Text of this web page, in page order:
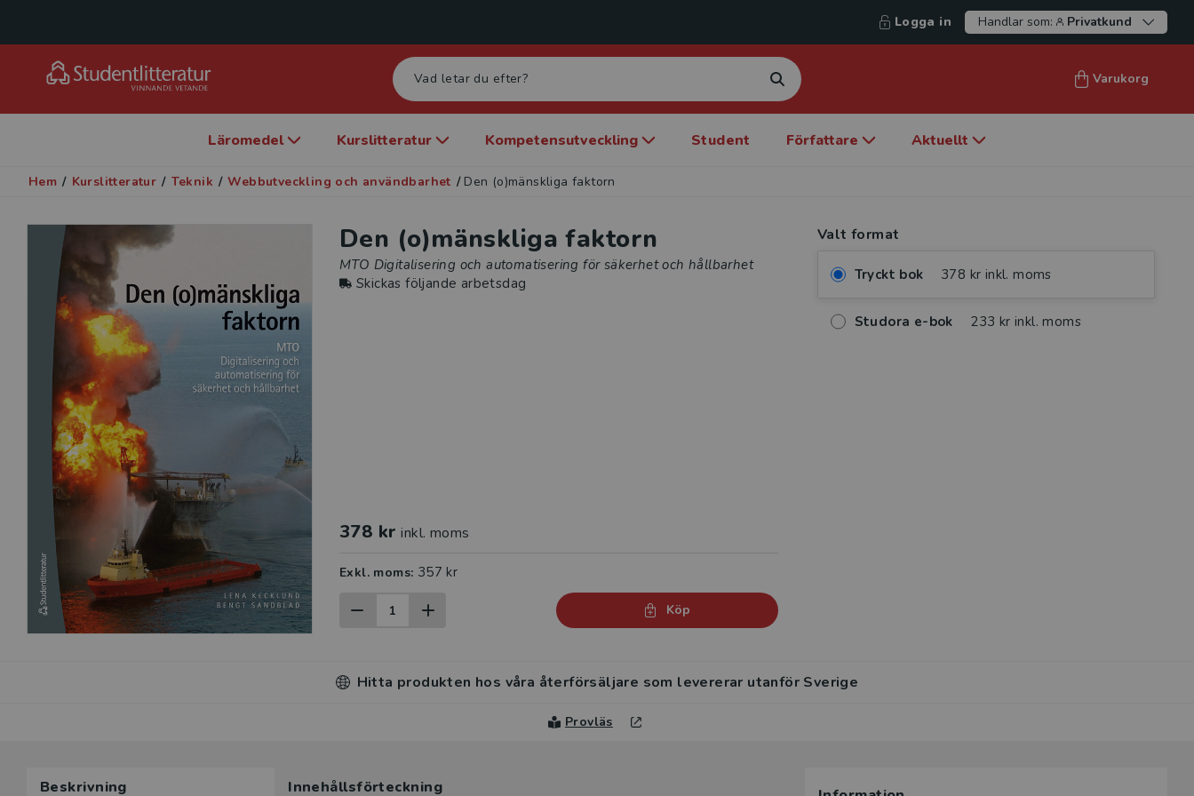
Logga in Handlar som: Privatkund
Varukorg
Läromedel Kurslitteratur Kompetensutveckling Student Författare Aktuellt
Hem / Kurslitteratur / Teknik / Webbutveckling och användbarhet / Den (o)mänskliga faktorn
Den (o)mänskliga faktorn
MTO Digitalisering och automatisering för säkerhet och hållbarhet
Skickas följande arbetsdag
378 kr inkl. moms
Exkl. moms: 357 kr
Köp
Valt format
Tryckt bok 378 kr inkl. moms
Studora e-bok 233 kr inkl. moms
Hitta produkten hos våra återförsäljare som levererar utanför Sverige
Provläs
Beskrivning Innehållsförteckning